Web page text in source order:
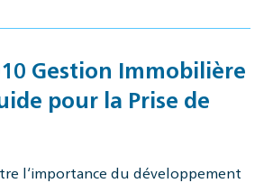
Gestion Immobilière
pour la Prise de
l‘importance du développement